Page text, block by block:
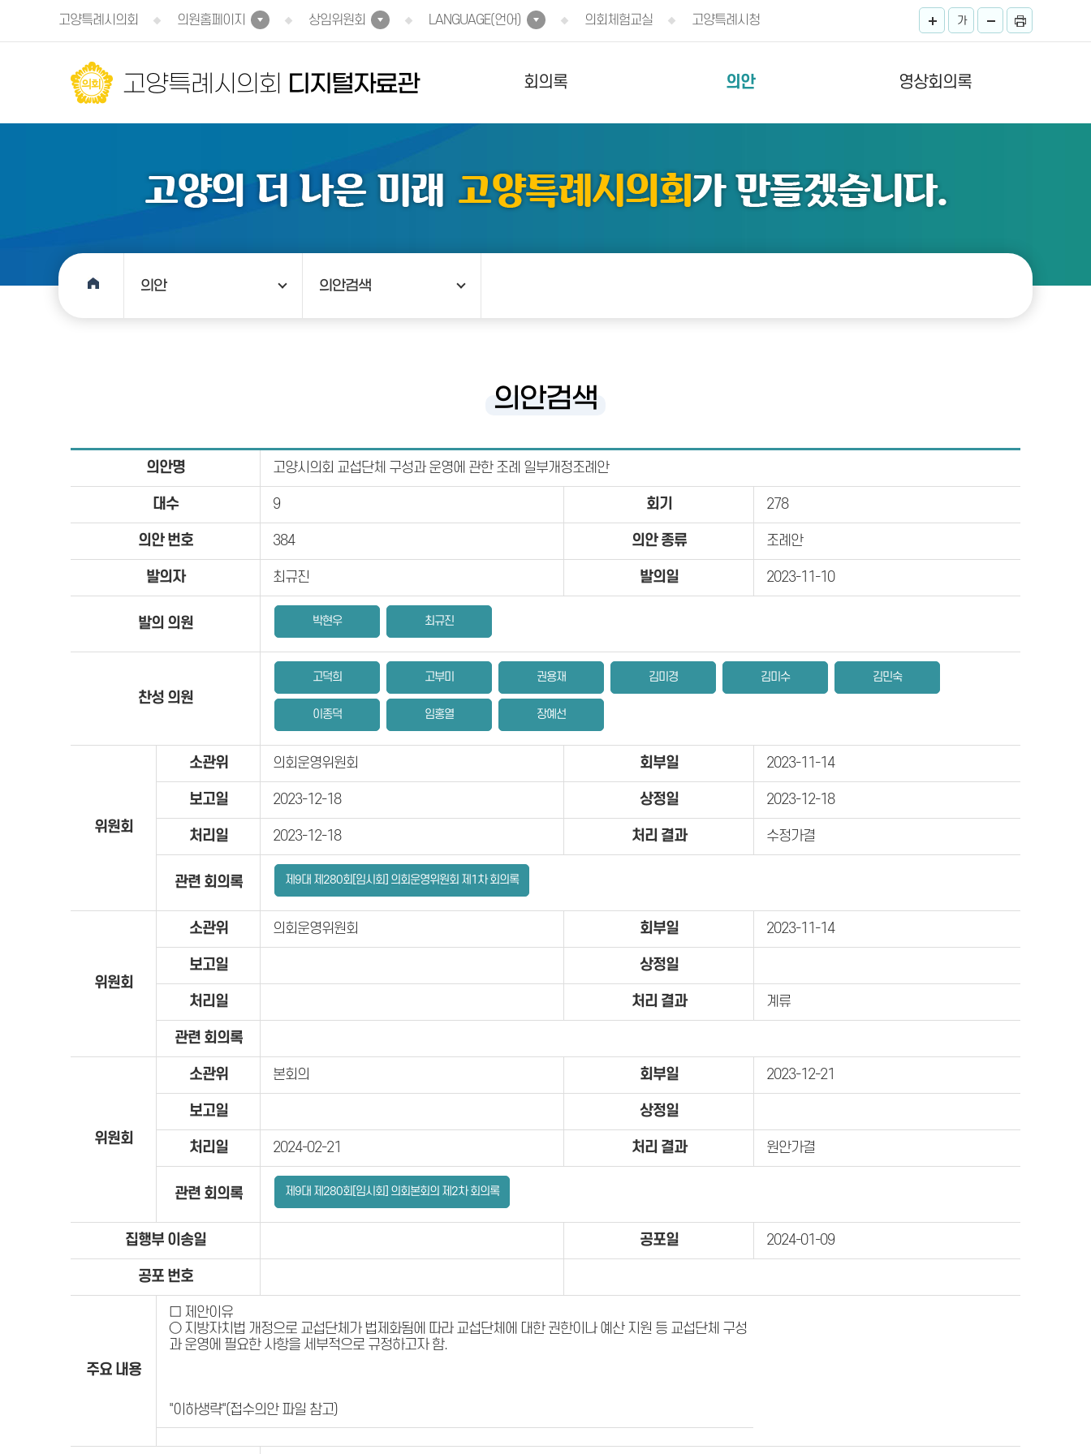
고양특례시의회
의원홈페이지 상임위원회 LANGUAGE(언어) 의회체험교실 고양특례시청 가
고양특례시의회 디지털자료관 회의록 의안 영상회의록
의안 의안검색
의안검색
의안명 고양시의회 교섭단체 구성과 운영에 관한 조례 일부개정조례안
대수 9 회기 278
의안 번호 384 의안 종류 조례안
발의자 최규진 발의일 2023-11-10
발의 의원 박현우 최규진
찬성 의원
고덕희 고부미 권용재 김미경 김미수 김민숙
이종덕 임홍열 장예선
위원회
소관위 의회운영위원회 회부일 2023-11-14
보고일 2023-12-18 상정일 2023-12-18
처리일 2023-12-18 처리 결과 수정가결
관련 회의록 제9대 제280회[임시회] 의회운영위원회 제1차 회의록
위원회
소관위 의회운영위원회 회부일 2023-11-14
보고일 상정일
처리일 처리 결과 계류
관련 회의록
위원회
소관위 본회의 회부일 2023-12-21
보고일 상정일
처리일 2024-02-21 처리 결과 원안가결
관련 회의록 제9대 제280회[임시회] 의회본회의 제2차 회의록
집행부 이송일 공포일 2024-01-09
공포 번호
주요 내용
□ 제안이유
○ 지방자치법 개정으로 교섭단체가 법제화됨에 따라 교섭단체에 대한 권한이나 예산 지원 등 교섭단체 구성
과 운영에 필요한 사항을 세부적으로 규정하고자 함.
"이하생략"(접수의안 파일 참고)